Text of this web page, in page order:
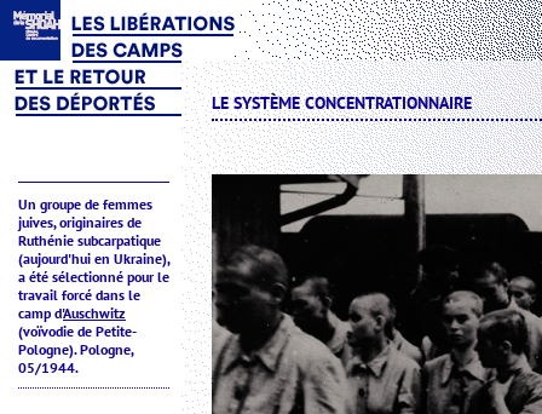
Un groupe de femmes
juives, originaires de
Ruthénie subcarpatique
(aujourd'hui en Ukraine),
a été sélectionné pour le
travail forcé dans le
camp d'Auschwitz
(voïvodie de Petite-
Pologne). Pologne,
05/1944.
LE SYSTÈME CONCENTRATIONNAIRE